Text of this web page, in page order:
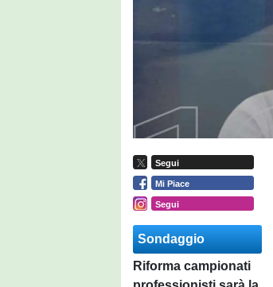
Segui
Mi Piace
Segui
Sondaggio
Riforma campionati